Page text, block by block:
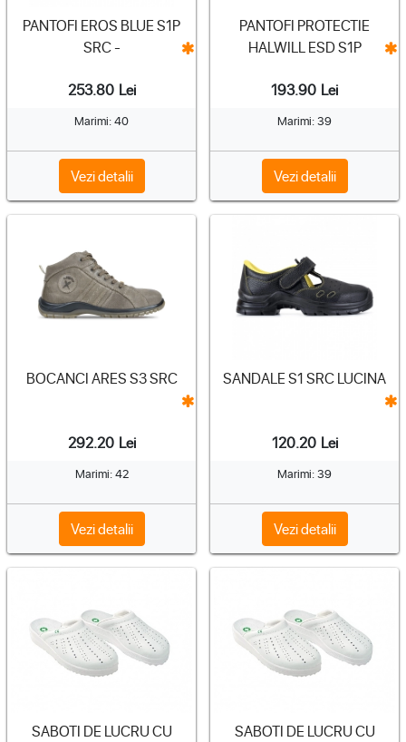
PANTOFI EROS BLUE S1P
SRC -
253.80 Lei
Marimi: 40
Vezi detalii
PANTOFI PROTECTIE
HALWILL ESD S1P
193.90 Lei
Marimi: 39
Vezi detalii
BOCANCI ARES S3 SRC
292.20 Lei
Marimi: 42
Vezi detalii
SANDALE S1 SRC LUCINA
120.20 Lei
Marimi: 39
Vezi detalii
SABOTI DE LUCRU CU
SABOTI DE LUCRU CU